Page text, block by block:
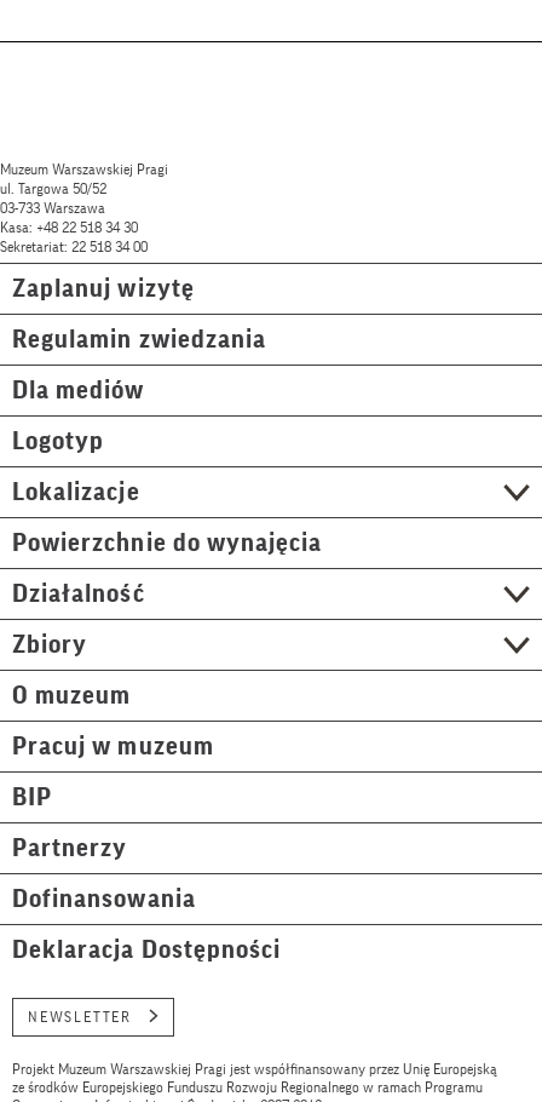
Muzeum Warszawskiej Pragi
ul. Targowa 50/52
03-733 Warszawa
Kasa: +48 22 518 34 30
Sekretariat: 22 518 34 00
Zaplanuj wizytę
Regulamin zwiedzania
Dla mediów
Logotyp
Lokalizacje
Powierzchnie do wynajęcia
Działalność
Zbiory
O muzeum
Pracuj w muzeum
BIP
Partnerzy
Dofinansowania
Deklaracja Dostępności
NEWSLETTER
Projekt Muzeum Warszawskiej Pragi jest współfinansowany przez Unię Europejską
ze środków Europejskiego Funduszu Rozwoju Regionalnego w ramach Programu